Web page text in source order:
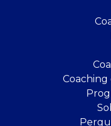
Coaching